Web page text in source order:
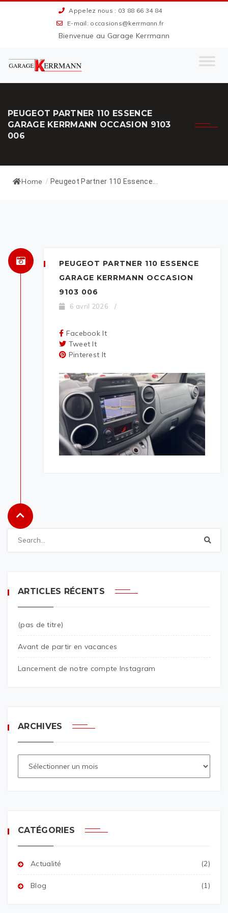
Appelez nous : 03 88 66 34 84
E-mail: occasions@kerrmann.fr
Bienvenue au Garage Kerrmann
PEUGEOT PARTNER 110 ESSENCE
GARAGE KERRMANN OCCASION 9103
006
Home / Peugeot Partner 110 Essence...
PEUGEOT PARTNER 110 ESSENCE
GARAGE KERRMANN OCCASION
9103 006
6 avril 2026 /
Facebook It
Tweet It
Pinterest It
ARTICLES RÉCENTS
(pas de titre)
Avant de partir en vacances
Lancement de notre compte Instagram
ARCHIVES
CATÉGORIES
Actualité (2)
Blog (1)